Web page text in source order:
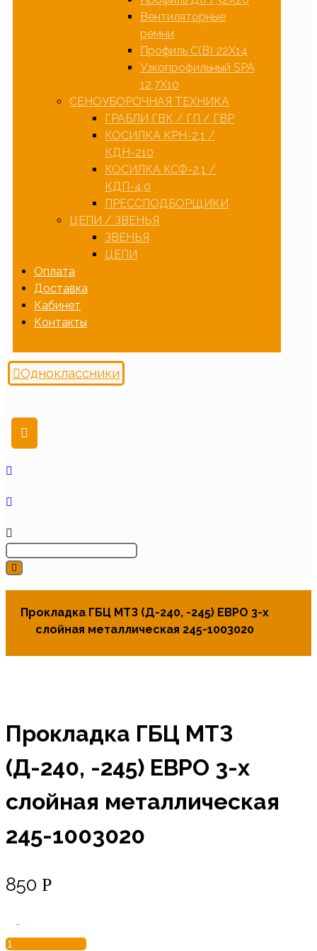
Вентиляторные
ремни
Профиль С(В) 22Х14
Узкопрофильный SPA
12,7Х10
СЕНОУБОРОЧНАЯ ТЕХНИКА
ГРАБЛИ ГВК / ГП / ГВР
КОСИЛКА КРН-2,1 /
КДН-210
КОСИЛКА КСФ-2,1 /
КДП-4,0
ПРЕССПОДБОРЩИКИ
ЦЕПИ / ЗВЕНЬЯ
ЗВЕНЬЯ
ЦЕПИ
Оплата
Доставка
Кабинет
Контакты
Одноклассники
Прокладка ГБЦ МТЗ (Д-240, -245) ЕВРО 3-х
слойная металлическая 245-1003020
Прокладка ГБЦ МТЗ
(Д-240, -245) ЕВРО 3-х
слойная металлическая
245-1003020
850 Р
товара
-